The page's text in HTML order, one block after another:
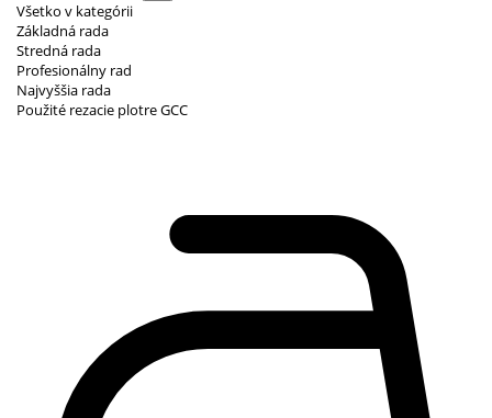
Všetko v kategórii
Základná rada
Stredná rada
Profesionálny rad
Najvyššia rada
Použité rezacie plotre GCC